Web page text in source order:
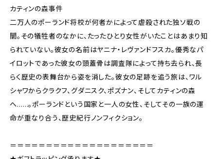
カティンの森事件
二万人のポーランド将校が何者かによって虐殺された独ソ戦の
闇。その犠牲者のなかに、たったひとり女性がいたことはあまり知
られていない。彼女の名前はヤニナ・レヴァンドフスカ。優秀なパ
イロットであった彼女の頭蓋骨は調査隊によって持ち去られ、長
らく歴史の表舞台から姿を消した。彼女の足跡を追う旅は、ワル
シャワからクラクフ、グダニスク、ポズナン、そしてカティンの森
へ……。ポーランドという国家と一人の女性、そしてその一族の運
命が重なり合う、歴史紀行ノンフィクション。
＝＝＝＝＝＝＝＝＝＝＝＝＝＝＝＝＝＝＝＝